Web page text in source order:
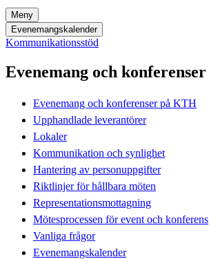
Meny
Evenemangskalender
Kommunikationsstöd
Evenemang och konferenser
Evenemang och konferenser på KTH
Upphandlade leverantörer
Lokaler
Kommunikation och synlighet
Hantering av personuppgifter
Riktlinjer för hållbara möten
Representationsmottagning
Mötesprocessen för event och konferens
Vanliga frågor
Evenemangskalender